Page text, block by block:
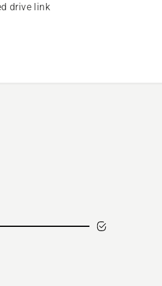
drive link